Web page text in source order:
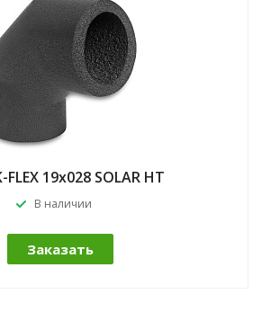
FLEX 19x028 SOLAR HT
В наличии
Заказать